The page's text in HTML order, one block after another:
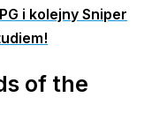
i kolejny Sniper
of the